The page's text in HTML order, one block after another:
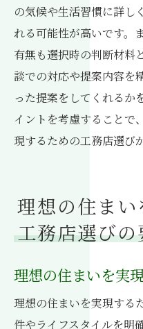
の気候や生活習慣に詳し
れる可能性が高いです。
有無も選択時の判断材料
談での対応や提案内容を
った提案をしてくれるか
イントを考慮することで
現するための工務店選び
理想の住ま
工務店選びの
理想の住まいを実
理想の住まいを実現する
件やライフスタイルを明